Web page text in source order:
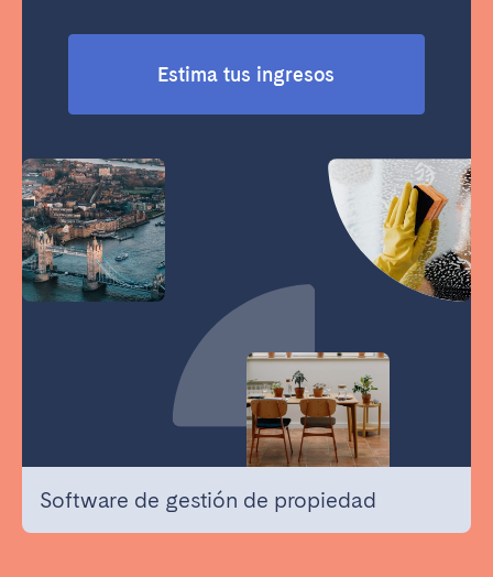
Estima tus ingresos
Software de gestión de propiedad